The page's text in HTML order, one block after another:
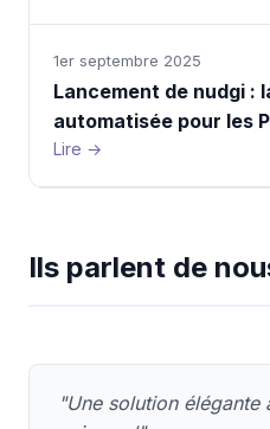
1er septembre 2025
Lancement de nudgi :
automatisée pour les
Lire →
Ils parlent de
"Une solution élégante